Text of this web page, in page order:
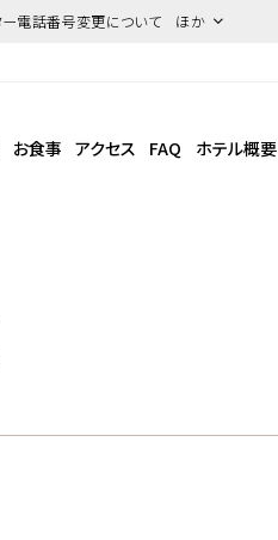
ー電話番号変更について ほか
お食事 アクセス FAQ ホテル概要